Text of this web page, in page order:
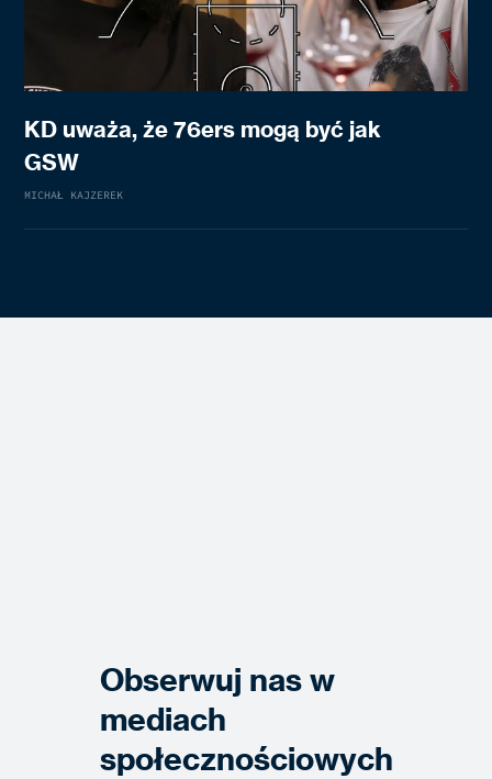
KD uważa, że 76ers mogą być jak
GSW
MICHAŁ KAJZEREK
Obserwuj nas w
mediach
społecznościowych